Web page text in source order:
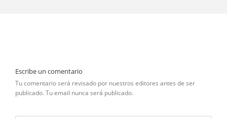
Escribe un comentario
Tu comentario será revisado por nuestros editores antes de ser
publicado. Tu email nunca será publicado.